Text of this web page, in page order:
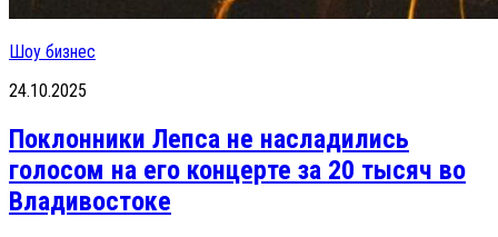
Шоу бизнес
24.10.2025
Поклонники Лепса не насладились
голосом на его концерте за 20 тысяч во
Владивостоке